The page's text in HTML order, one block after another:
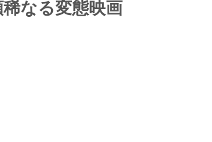
なる変態映画